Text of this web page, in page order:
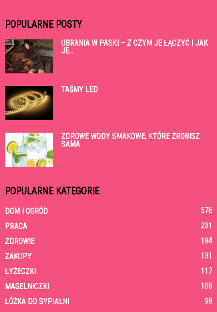
POPULARNE POSTY
UBRANIA W PASKI – Z CZYM JE ŁĄCZYĆ I JAK
JE...
TAŚMY LED
ZDROWE WODY SMAKOWE, KTÓRE ZROBISZ
SAMA
POPULARNE KATEGORIE
DOM I OGRÓD
576
PRACA
231
ZDROWIE
184
ZAKUPY
131
ŁYŻECZKI
117
MASELNICZKI
108
ŁÓŻKA DO SYPIALNI
98